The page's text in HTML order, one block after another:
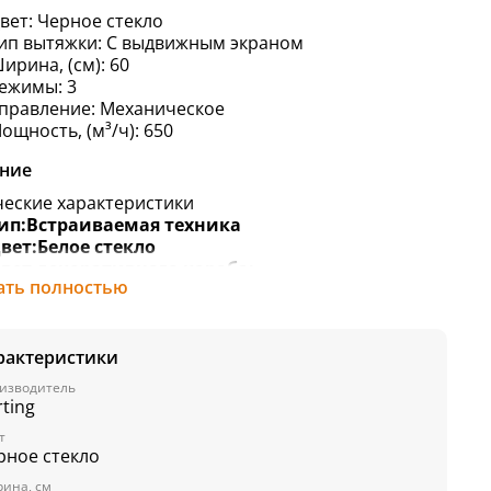
Черное стекло
вытяжки: С выдвижным экраном
(см): 60
3
Механическое
(м³/ч): 650
характеристики
Встраиваемая техника
Белое стекло
декоративного короба:
цвета:
Современный
(см):
моторов:
полностью
стекло
см